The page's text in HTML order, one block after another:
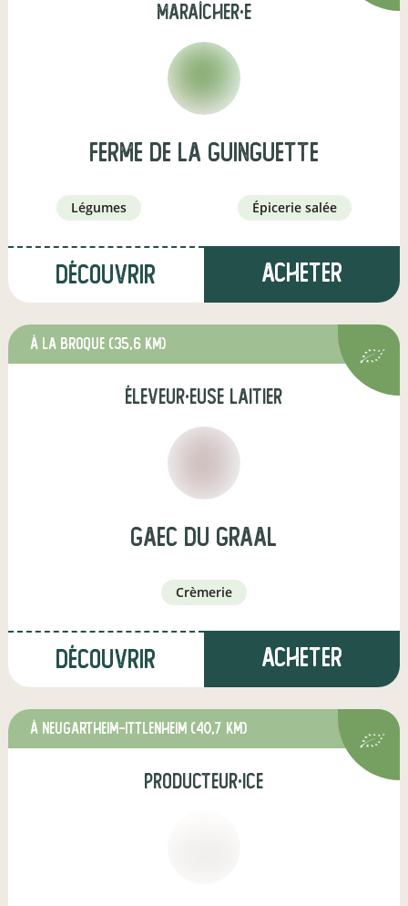
maraîcher·e
ferme de la Guinguette
légumes épicerie salée
Découvrir Acheter
à La Broque (35,6 km)
éleveur·euse laitier
GAEC du GRAAL
crèmerie
Découvrir Acheter
à Neugartheim-Ittlenheim (40,7 km)
producteur·ice